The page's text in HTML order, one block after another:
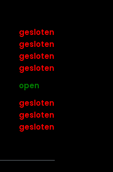
gesloten
gesloten
gesloten
gesloten
open
gesloten
gesloten
gesloten